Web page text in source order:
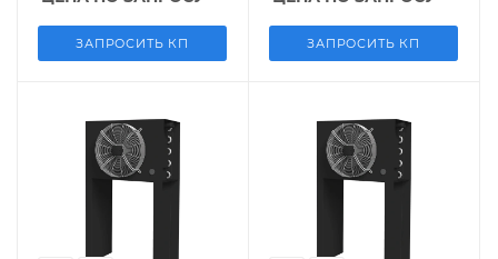
ЗАПРОСИТЬ КП ЗАПРОСИТЬ КП